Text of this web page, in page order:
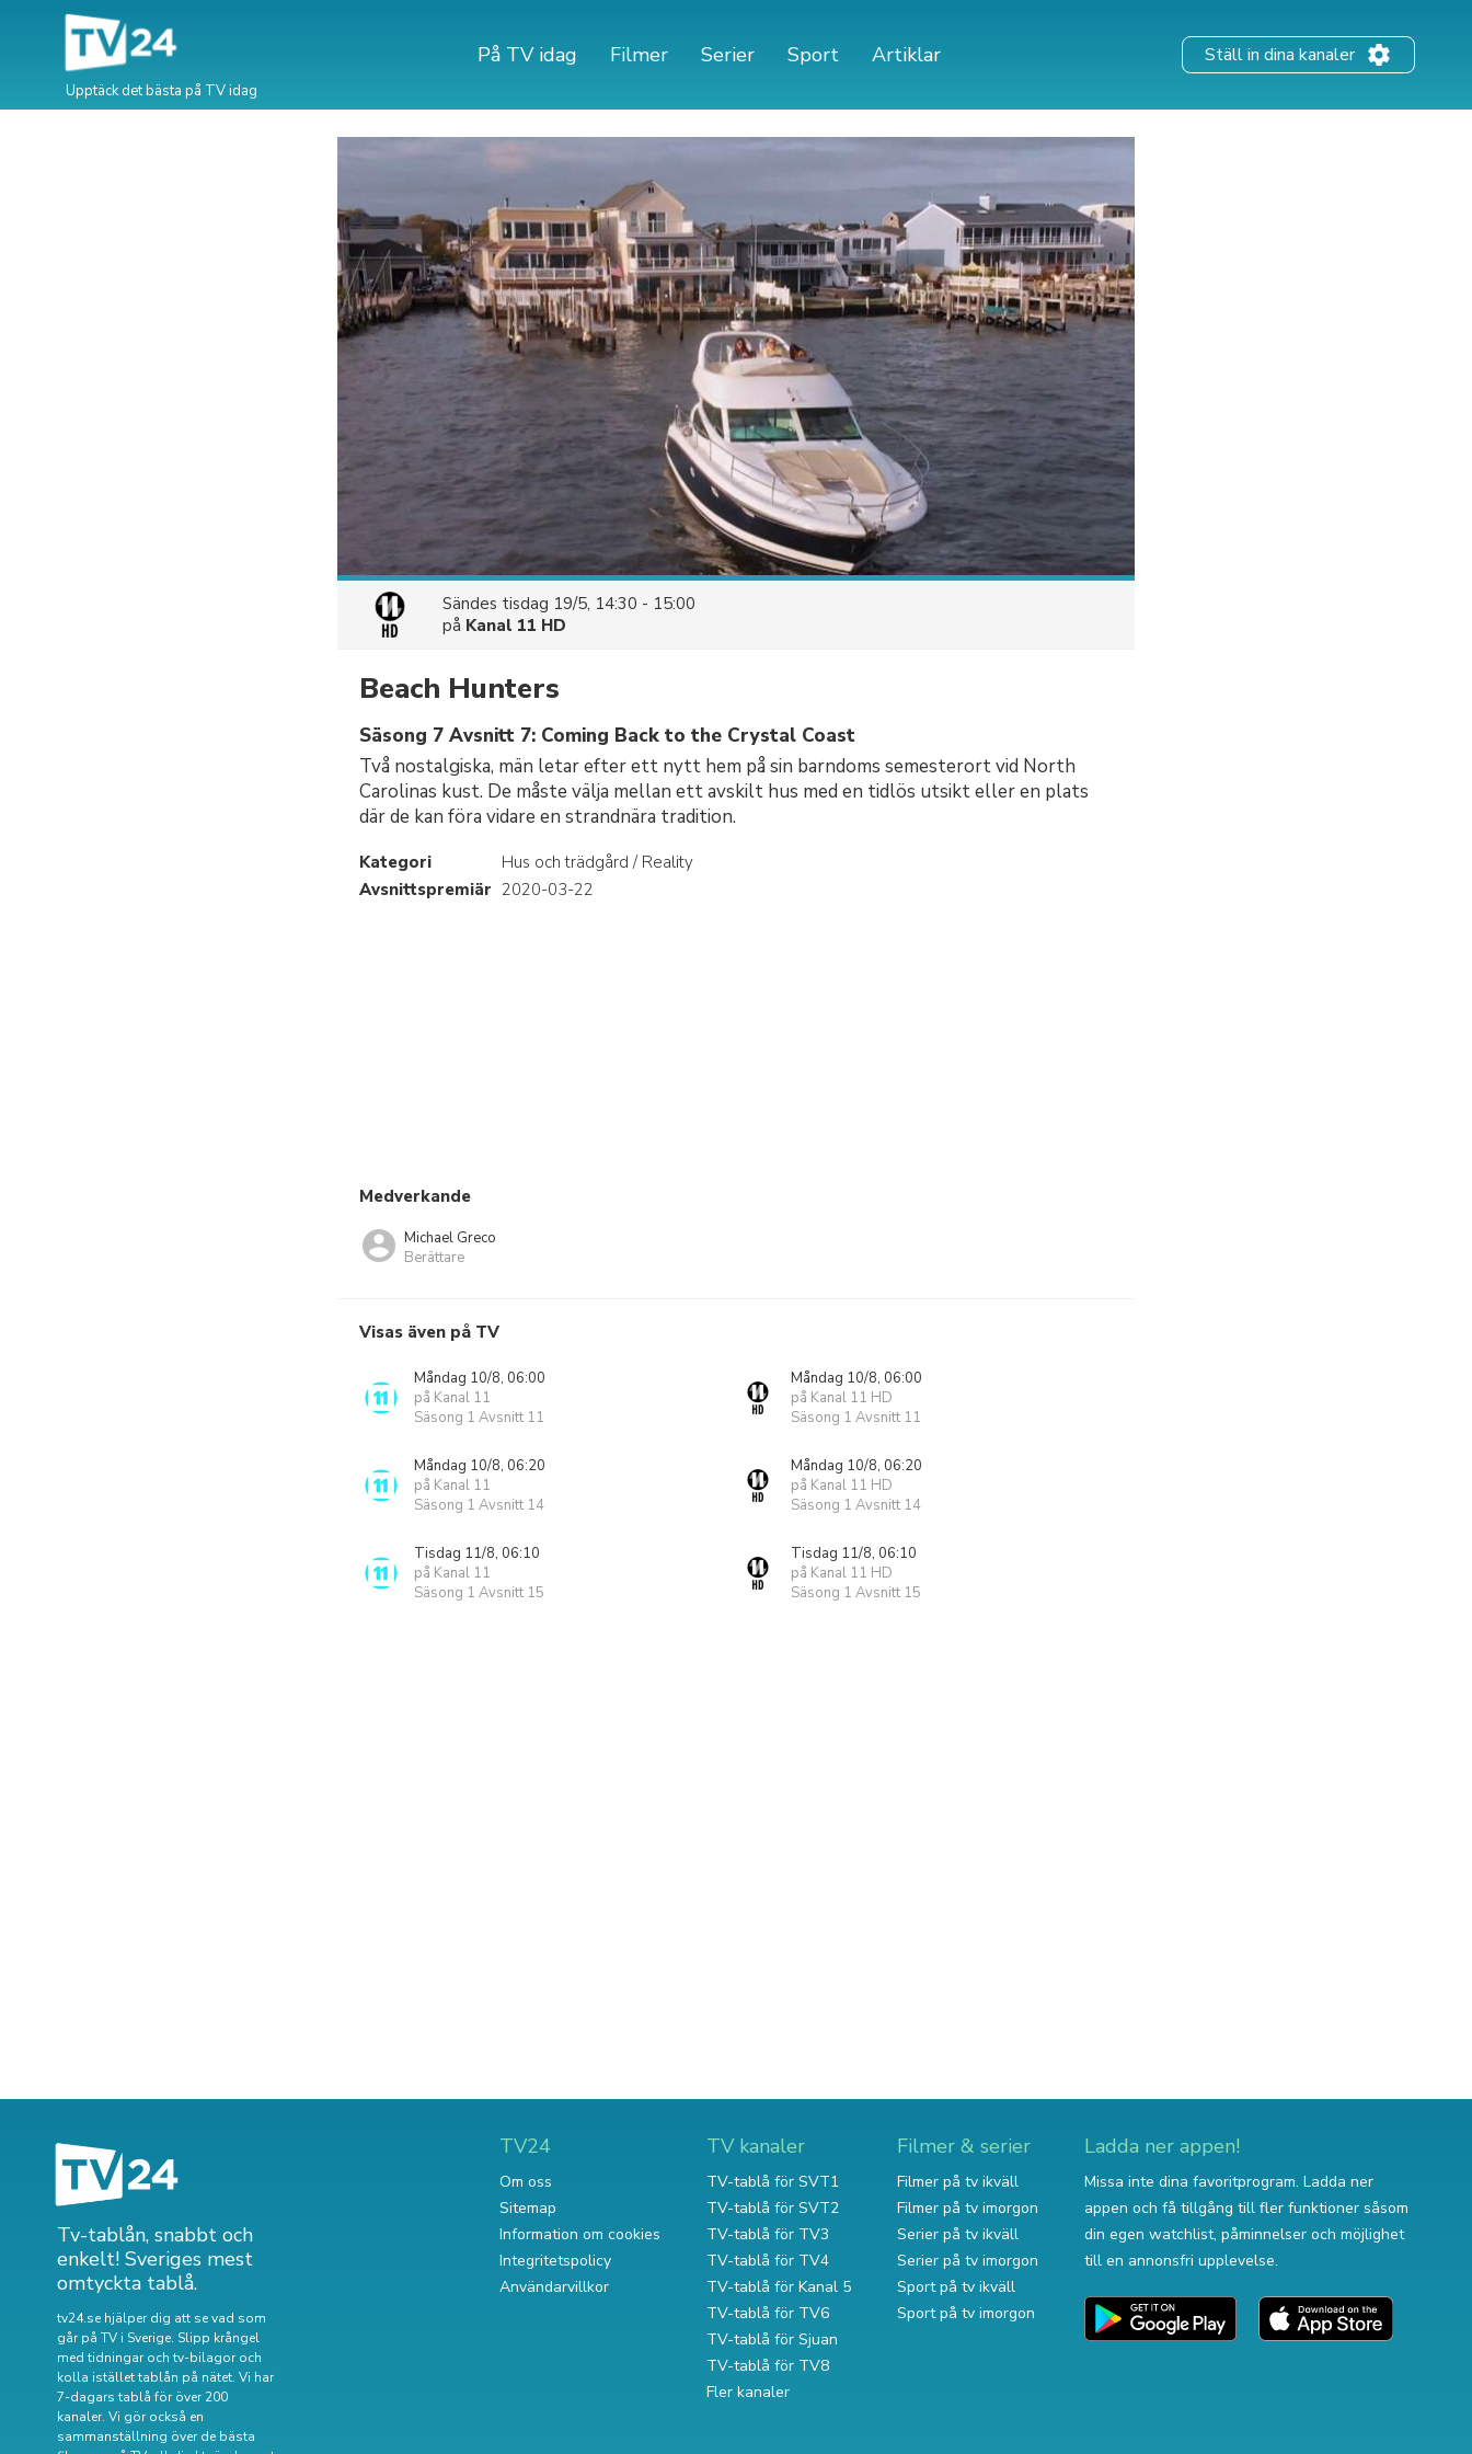
Upptäck det bästa på TV idag
På TV idag Filmer Serier Sport Artiklar Ställ in dina kanaler
Sändes tisdag 19/5, 14:30 - 15:00
på Kanal 11 HD
Beach Hunters
Säsong 7 Avsnitt 7: Coming Back to the Crystal Coast
Två nostalgiska, män letar efter ett nytt hem på sin barndoms semesterort vid North
Carolinas kust. De måste välja mellan ett avskilt hus med en tidlös utsikt eller en plats
där de kan föra vidare en strandnära tradition.
Kategori
Hus och trädgård / Reality
Avsnittspremiär 2020-03-22
Medverkande
Michael Greco
Berättare
Visas även på TV
Måndag 10/8, 06:00
på Kanal 11
Säsong 1 Avsnitt 11
Måndag 10/8, 06:00
på Kanal 11 HD
Säsong 1 Avsnitt 11
Måndag 10/8, 06:20
på Kanal 11
Säsong 1 Avsnitt 14
Måndag 10/8, 06:20
på Kanal 11 HD
Säsong 1 Avsnitt 14
Tisdag 11/8, 06:10
på Kanal 11
Säsong 1 Avsnitt 15
Tisdag 11/8, 06:10
på Kanal 11 HD
Säsong 1 Avsnitt 15
Tv-tablån, snabbt och
enkelt! Sveriges mest
omtyckta tablå.
tv24.se hjälper dig att se vad som
går på TV i Sverige. Slipp krångel
med tidningar och tv-bilagor och
kolla istället tablån på nätet. Vi har
7-dagars tablå för över 200
kanaler. Vi gör också en
sammanställning överde bästa
TV24
Om oss
Sitemap
Information om cookies
Integritetspolicy
Användarvillkor
TV kanaler
TV-tablå för SVT1
TV-tablå för SVT2
TV-tablå för TV3
TV-tablå för TV4
TV-tablå för Kanal 5
TV-tablå för TV6
TV-tablå för Sjuan
TV-tablå för TV8
Fler kanaler
Filmer & serier
Filmer på tv ikväll
Filmer på tv imorgon
Serier på tv ikväll
Serier på tv imorgon
Sport på tv ikväll
Sport på tv imorgon
Ladda ner appen!
Missa inte dina favoritprogram. Ladda ner
appen och få tillgång till fler funktioner såsom
din egen watchlist, påminnelser och möjlighet
till en annonsfri upplevelse.